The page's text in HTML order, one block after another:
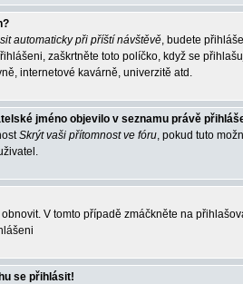
automaticky při příští návštěvě, budete
zaškrtněte toto políčko, když se
internetové kavárně, univerzitě atd.
jméno objevilo v seznamu právě
Skrýt vaši přítomnost ve fóru, pokud tuto
V tomto případě zmáčkněte na
se přihlásit!